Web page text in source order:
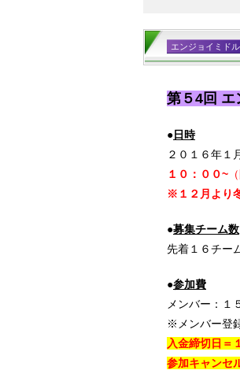
エンジョイミド
第５4回
●日時
２０１６年１
１０：００~
※１２月より
●募集チーム数
先着１６チー
●参加費
メンバー：１
※メンバー登
入金締切日＝
参加キャンセ